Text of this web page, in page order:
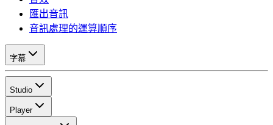
匯出音訊
音訊處理的運算順序
字幕
Studio
Player